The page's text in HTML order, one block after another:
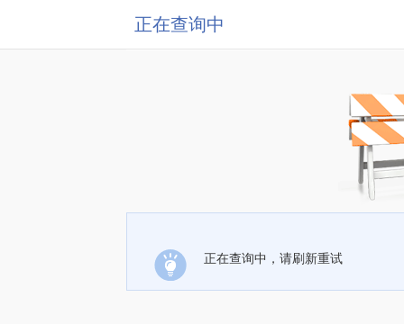
正在查询中
正在查询中，请刷新重试